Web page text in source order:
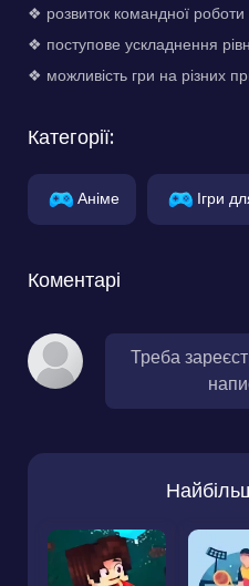
❖ розвиток командної роботи
❖ поступове ускладнення
❖ можливість гри на різних
Категорії:
Аніме Ігри
Коментарі
Треба